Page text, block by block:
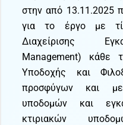
στην από 13.11.2025
για το έργο με
Διαχείρισης
Management) κάθε
Υποδοχής και
προσφύγων και
υποδομών και
κτιριακών